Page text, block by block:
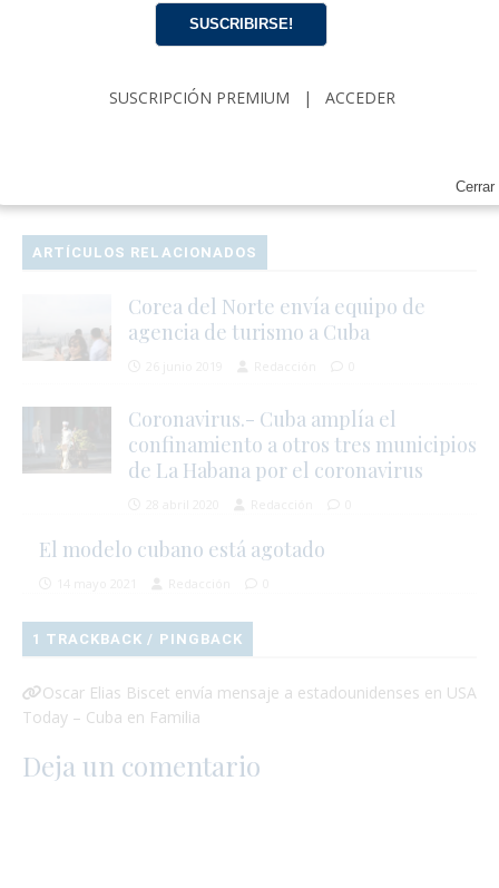
ANTERIOR
Rigondeaux desafía al calendario y vuelve a
ARTÍCULOS RELACIONADOS
Corea del Norte envía equipo de
agencia de turismo a Cuba
Coronavirus.- Cuba amplía el
confinamiento a otros tres municipios
de La Habana por el coronavirus
El modelo cubano está agotado
1 TRACKBACK / PINGBACK
Oscar Elias Biscet envía mensaje a estadounidenses en USA
Today – Cuba en Familia
Deja un comentario
Cerrar
SUSCRIBIRSE!
SUSCRIPCIÓN PREMIUM | ACCEDER